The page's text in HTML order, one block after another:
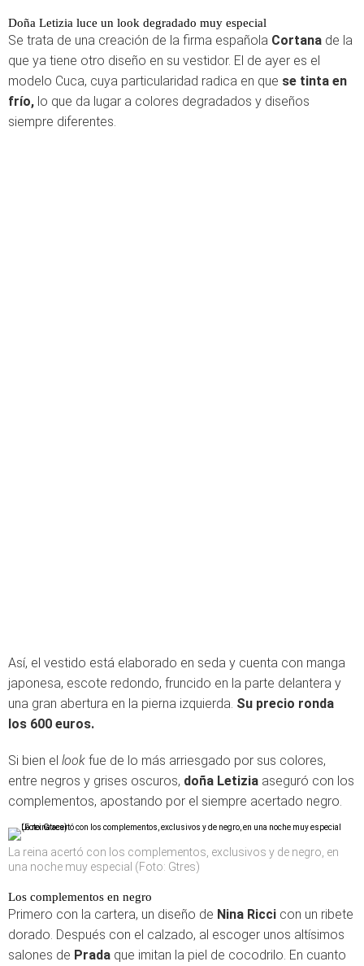
Doña Letizia luce un look degradado muy especial
Se trata de una creación de la firma española Cortana de la
que ya tiene otro diseño en su vestidor. El de ayer es el
modelo Cuca, cuya particularidad radica en que se tinta en
frío, lo que da lugar a colores degradados y diseños
siempre diferentes.
Así, el vestido está elaborado en seda y cuenta con manga
japonesa, escote redondo, fruncido en la parte delantera y
una gran abertura en la pierna izquierda. Su precio ronda
los 600 euros.
Si bien el look fue de lo más arriesgado por sus colores,
entre negros y grises oscuros, doña Letizia aseguró con los
complementos, apostando por el siempre acertado negro.
La reina acertó con los complementos, exclusivos y de negro, en
una noche muy especial (Foto: Gtres)
Los complementos en negro
Primero con la cartera, un diseño de Nina Ricci con un ribete
dorado. Después con el calzado, al escoger unos altísimos
salones de Prada que imitan la piel de cocodrilo. En cuanto